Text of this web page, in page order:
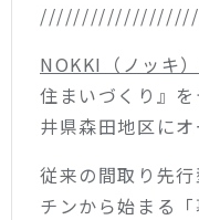
NOKKI（ノッキ）
住まいづくり』
井県森田地区にオ
従来の間取り先
チンから始まる「